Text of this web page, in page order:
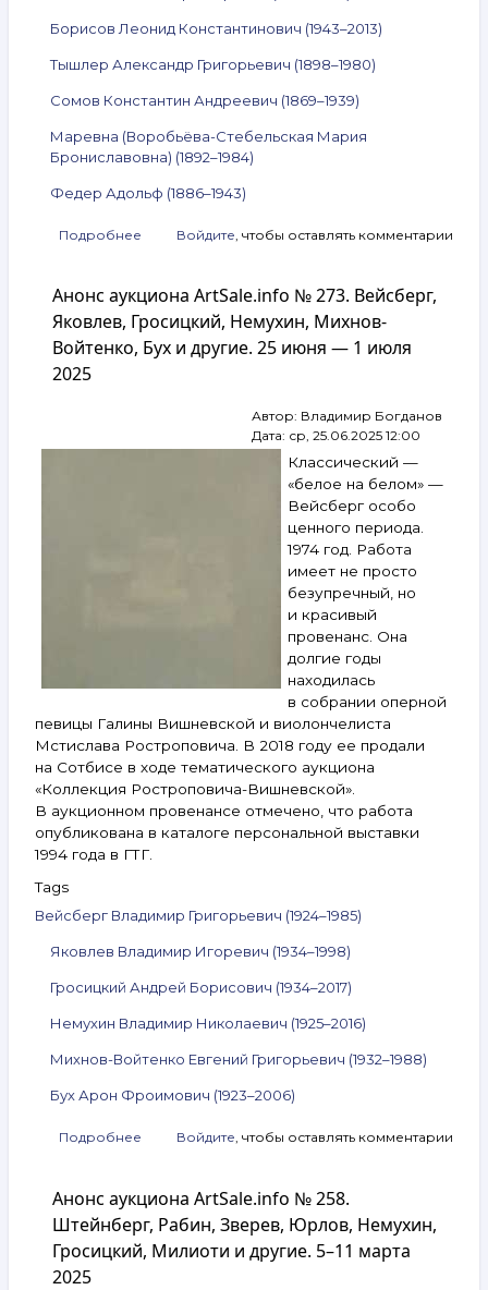
Борисов Леонид Константинович (1943–2013)
Тышлер Александр Григорьевич (1898–1980)
Сомов Константин Андреевич (1869–1939)
Маревна (Воробьёва-Стебельская Мария
Брониславовна) (1892–1984)
Федер Адольф (1886–1943)
Подробнее
ArtSale.info
Зверев,
Гросицкий,
Сомов,
Войдите, чтобы оставлять комментарии
Анонс аукциона ArtSale.info № 273. Вейсберг,
Яковлев, Гросицкий, Немухин, Михнов-
Войтенко, Бух и другие. 25 июня — 1 июля
2025
Автор: Владимир Богданов
Дата: ср, 25.06.2025 12:00
Классический —
«белое на белом» —
Вейсберг особо
ценного периода.
1974 год. Работа
имеет не просто
безупречный, но
и красивый
провенанс. Она
долгие годы
находилась
в собрании оперной
певицы Галины Вишневской и виолончелиста
Мстислава Ростроповича. В 2018 году ее продали
на Сотбисе в ходе тематического аукциона
«Коллекция Ростроповича-Вишневской».
В аукционном провенансе отмечено, что работа
опубликована в каталоге персональной выставки
1994 года в ГТГ.
Tags
Вейсберг Владимир Григорьевич (1924–1985)
Яковлев Владимир Игоревич (1934–1998)
Гросицкий Андрей Борисович (1934–2017)
Немухин Владимир Николаевич (1925–2016)
Михнов-Войтенко Евгений Григорьевич (1932–1988)
Бух Арон Фроимович (1923–2006)
Подробнее
ArtSale.info
№ 273.
Вейсберг,
Яковлев,
Войдите, чтобы оставлять комментарии
Анонс аукциона ArtSale.info № 258.
Штейнберг, Рабин, Зверев, Юрлов, Немухин,
Гросицкий, Милиоти и другие. 5–11 марта
2025